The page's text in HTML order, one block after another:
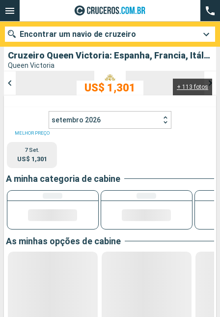
Cruzeiro Queen Victoria: Espanha, Francia, Itália partindo de Barcelona
Queen Victoria
+ 113 fotos
US$ 1,301
setembro 2026
MELHOR PREÇO
7 Set.
US$ 1,301
A minha categoria de cabine
As minhas opções de cabine
Encontrar um navio de cruzeiro
Data de partida
Cidades